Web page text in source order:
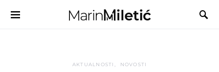
AKTUALNOSTI NOVOSTI